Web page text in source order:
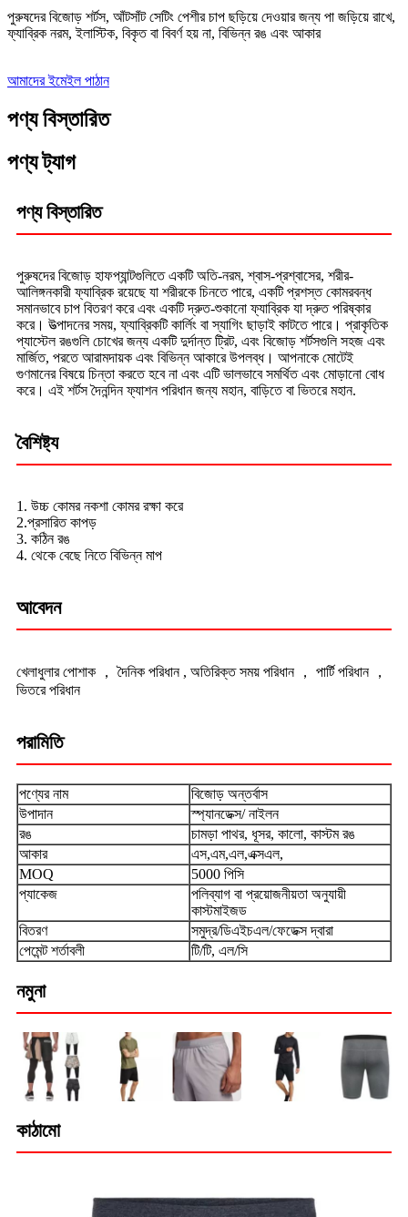
পুরুষদের বিজোড় শর্টস, আঁটসাঁট সেটিং পেশীর চাপ ছড়িয়ে দেওয়ার জন্য পা জড়িয়ে রাখে,
ফ্যাব্রিক নরম, ইলাস্টিক, বিকৃত বা বিবর্ণ হয় না, বিভিন্ন রঙ এবং আকার
আমাদের ইমেইল পাঠান
পণ্য বিস্তারিত
পণ্য ট্যাগ
পণ্য বিস্তারিত
পুরুষদের বিজোড় হাফপ্যান্টগুলিতে একটি অতি-নরম, শ্বাস-প্রশ্বাসের, শরীর-
আলিঙ্গনকারী ফ্যাব্রিক রয়েছে যা শরীরকে চিনতে পারে, একটি প্রশস্ত কোমরবন্ধ
সমানভাবে চাপ বিতরণ করে এবং একটি দ্রুত-শুকানো ফ্যাব্রিক যা দ্রুত পরিষ্কার
করে। উত্পাদনের সময়, ফ্যাব্রিকটি কার্লিং বা স্যাগিং ছাড়াই কাটতে পারে। প্রাকৃতিক
প্যাস্টেল রঙগুলি চোখের জন্য একটি দুর্দান্ত ট্রিট, এবং বিজোড় শর্টসগুলি সহজ এবং
মার্জিত, পরতে আরামদায়ক এবং বিভিন্ন আকারে উপলব্ধ। আপনাকে মোটেই
গুণমানের বিষয়ে চিন্তা করতে হবে না এবং এটি ভালভাবে সমর্থিত এবং মোড়ানো বোধ
করে। এই শর্টস দৈনন্দিন ফ্যাশন পরিধান জন্য মহান, বাড়িতে বা ভিতরে মহান.
বৈশিষ্ট্য
1. উচ্চ কোমর নকশা কোমর রক্ষা করে
2.প্রসারিত কাপড়
3. কঠিন রঙ
4. থেকে বেছে নিতে বিভিন্ন মাপ
আবেদন
খেলাধুলার পোশাক ， দৈনিক পরিধান , অতিরিক্ত সময় পরিধান ， পার্টি পরিধান ，
ভিতরে পরিধান
পরামিতি
পণ্যের নাম
বিজোড় অন্তর্বাস
উপাদান
স্প্যানডেক্স/ নাইলন
রঙ
চামড়া পাথর, ধূসর, কালো, কাস্টম রঙ
আকার
এস,এম,এল,এক্সএল,
MOQ
5000 পিসি
প্যাকেজ
পলিব্যাগ বা প্রয়োজনীয়তা অনুযায়ী
কাস্টমাইজড
বিতরণ
সমুদ্র/ডিএইচএল/ফেডেক্স দ্বারা
পেমেন্ট শর্তাবলী
টি/টি, এল/সি
নমুনা
কাঠামো